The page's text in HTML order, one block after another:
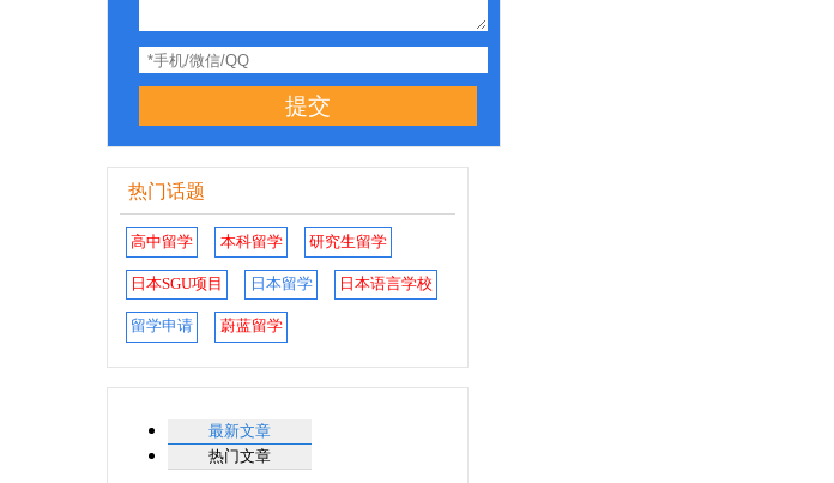
提交
热门话题
高中留学 本科留学 研究生留学
日本SGU项目 日本留学 日本语言学校
留学申请 蔚蓝留学
最新文章
热门文章